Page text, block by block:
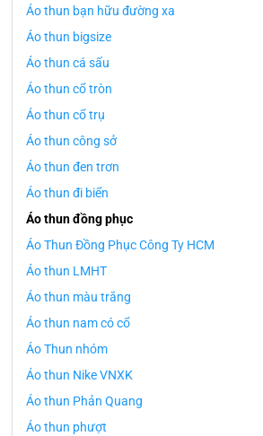
Áo thun bạn hữu đường xa
Áo thun bigsize
Áo thun cá sấu
Áo thun cổ tròn
Áo thun cổ trụ
Áo thun công sở
Áo thun đen trơn
Áo thun đi biển
Áo thun đồng phục
Áo Thun Đồng Phục Công Ty HCM
Áo thun LMHT
Áo thun màu trắng
Áo thun nam có cổ
Áo Thun nhóm
Áo thun Nike VNXK
Áo thun Phản Quang
Áo thun phượt